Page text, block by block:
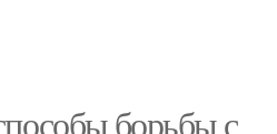
борьбы с